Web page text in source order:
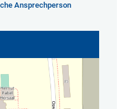
Ansprechperson